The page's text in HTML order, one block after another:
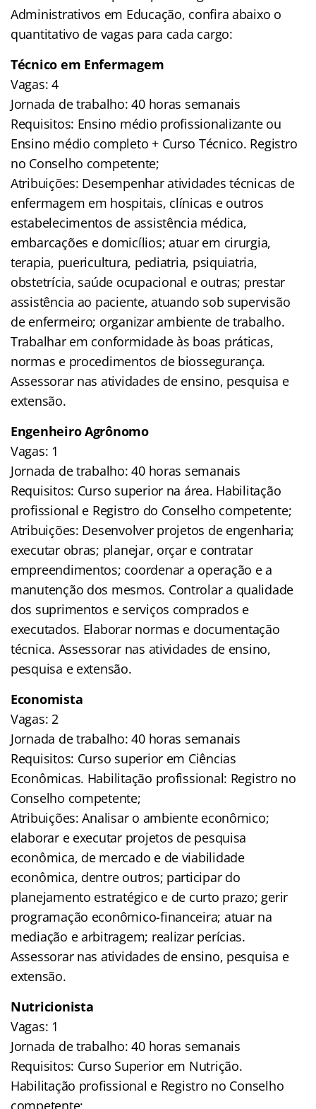
Administrativos em Educação, confira abaixo o
quantitativo de vagas para cada cargo:
Técnico em Enfermagem
Vagas: 4
Jornada de trabalho: 40 horas semanais
Requisitos: Ensino médio profissionalizante ou
Ensino médio completo + Curso Técnico. Registro
no Conselho competente;
Atribuições: Desempenhar atividades técnicas de
enfermagem em hospitais, clínicas e outros
estabelecimentos de assistência médica,
embarcações e domicílios; atuar em cirurgia,
terapia, puericultura, pediatria, psiquiatria,
obstetrícia, saúde ocupacional e outras; prestar
assistência ao paciente, atuando sob supervisão
de enfermeiro; organizar ambiente de trabalho.
Trabalhar em conformidade às boas práticas,
normas e procedimentos de biossegurança.
Assessorar nas atividades de ensino, pesquisa e
extensão.
Engenheiro Agrônomo
Vagas: 1
Jornada de trabalho: 40 horas semanais
Requisitos: Curso superior na área. Habilitação
profissional e Registro do Conselho competente;
Atribuições: Desenvolver projetos de engenharia;
executar obras; planejar, orçar e contratar
empreendimentos; coordenar a operação e a
manutenção dos mesmos. Controlar a qualidade
dos suprimentos e serviços comprados e
executados. Elaborar normas e documentação
técnica. Assessorar nas atividades de ensino,
pesquisa e extensão.
Economista
Vagas: 2
Jornada de trabalho: 40 horas semanais
Requisitos: Curso superior em Ciências
Econômicas. Habilitação profissional: Registro no
Conselho competente;
Atribuições: Analisar o ambiente econômico;
elaborar e executar projetos de pesquisa
econômica, de mercado e de viabilidade
econômica, dentre outros; participar do
planejamento estratégico e de curto prazo; gerir
programação econômico-financeira; atuar na
mediação e arbitragem; realizar perícias.
Assessorar nas atividades de ensino, pesquisa e
extensão.
Nutricionista
Vagas: 1
Jornada de trabalho: 40 horas semanais
Requisitos: Curso Superior em Nutrição.
Habilitação profissional e Registro no Conselho